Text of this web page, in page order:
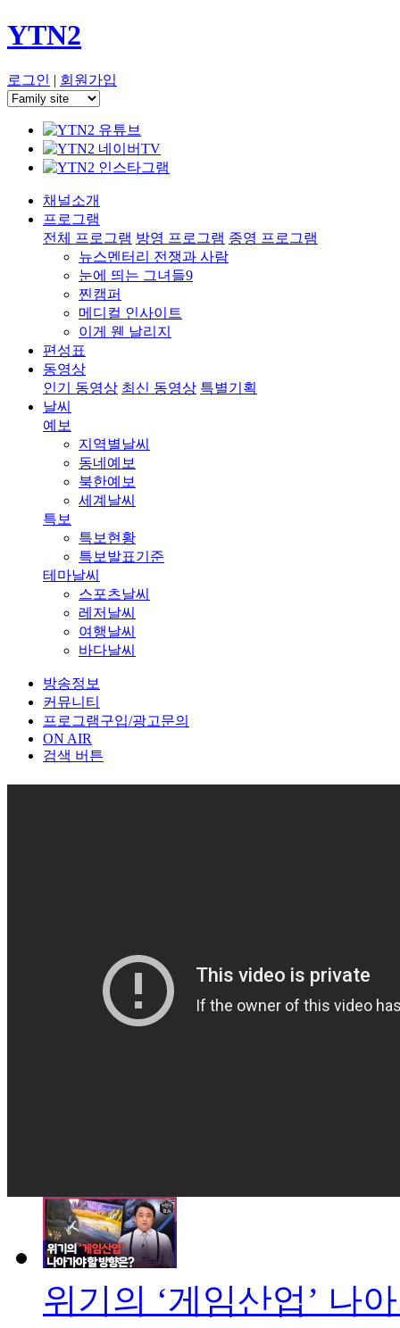
YTN2
로그인 | 회원가입
채널소개
프로그램
전체 프로그램 방영 프로그램 종영 프로그램
뉴스멘터리 전쟁과 사람
눈에 띄는 그녀들9
찐캠퍼
메디컬 인사이트
이게 웬 날리지
편성표
동영상
인기 동영상 최신 동영상 특별기획
날씨
예보
지역별날씨
동네예보
북한예보
세계날씨
특보
특보현황
특보발표기준
테마날씨
스포츠날씨
레저날씨
여행날씨
바다날씨
방송정보
커뮤니티
프로그램구입/광고문의
ON AIR
검색 버튼
위기의 ‘게임산업’ 나